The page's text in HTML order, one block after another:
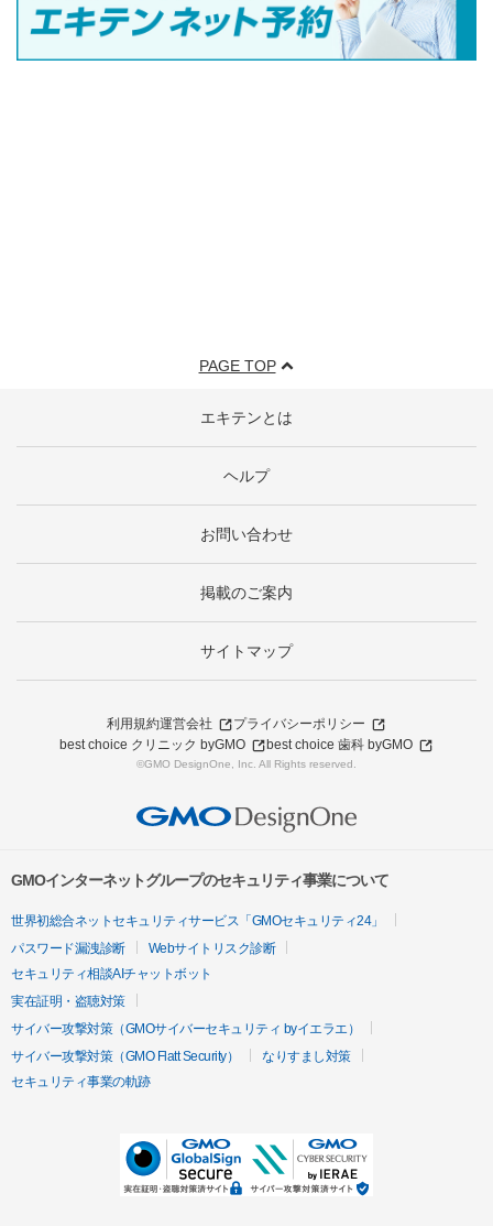
PAGE TOP
エキテンとは
ヘルプ
お問い合わせ
掲載のご案内
サイトマップ
利用規約運営会社
プライバシーポリシー
best choice クリニック byGMO
best choice 歯科 byGMO
©GMO DesignOne, Inc. All Rights reserved.
GMOインターネットグループのセキュリティ事業について
世界初総合ネットセキュリティサービス「GMOセキュリティ24」
パスワード漏洩診断
Webサイトリスク診断
セキュリティ相談AIチャットボット
実在証明・盗聴対策
サイバー攻撃対策（GMOサイバーセキュリティ byイエラエ）
サイバー攻撃対策（GMO Flatt Security）
なりすまし対策
セキュリティ事業の軌跡